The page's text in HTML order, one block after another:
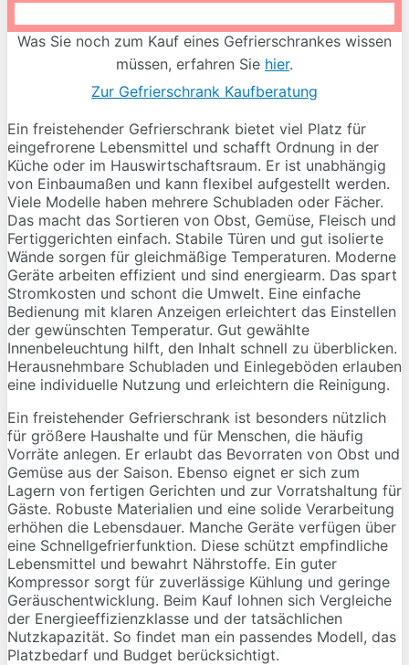
Was Sie noch zum Kauf eines Gefrierschrankes wissen
müssen, erfahren Sie hier.
Zur Gefrierschrank Kaufberatung
Ein freistehender Gefrierschrank bietet viel Platz für
eingefrorene Lebensmittel und schafft Ordnung in der
Küche oder im Hauswirtschaftsraum. Er ist unabhängig
von Einbaumaßen und kann flexibel aufgestellt werden.
Viele Modelle haben mehrere Schubladen oder Fächer.
Das macht das Sortieren von Obst, Gemüse, Fleisch und
Fertiggerichten einfach. Stabile Türen und gut isolierte
Wände sorgen für gleichmäßige Temperaturen. Moderne
Geräte arbeiten effizient und sind energiearm. Das spart
Stromkosten und schont die Umwelt. Eine einfache
Bedienung mit klaren Anzeigen erleichtert das Einstellen
der gewünschten Temperatur. Gut gewählte
Innenbeleuchtung hilft, den Inhalt schnell zu überblicken.
Herausnehmbare Schubladen und Einlegeböden erlauben
eine individuelle Nutzung und erleichtern die Reinigung.
Ein freistehender Gefrierschrank ist besonders nützlich
für größere Haushalte und für Menschen, die häufig
Vorräte anlegen. Er erlaubt das Bevorraten von Obst und
Gemüse aus der Saison. Ebenso eignet er sich zum
Lagern von fertigen Gerichten und zur Vorratshaltung für
Gäste. Robuste Materialien und eine solide Verarbeitung
erhöhen die Lebensdauer. Manche Geräte verfügen über
eine Schnellgefrierfunktion. Diese schützt empfindliche
Lebensmittel und bewahrt Nährstoffe. Ein guter
Kompressor sorgt für zuverlässige Kühlung und geringe
Geräuschentwicklung. Beim Kauf lohnen sich Vergleiche
der Energieeffizienzklasse und der tatsächlichen
Nutzkapazität. So findet man ein passendes Modell, das
Platzbedarf und Budget berücksichtigt.